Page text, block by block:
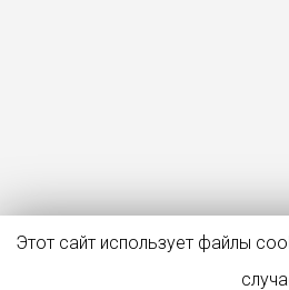
Этот сайт использует файлы